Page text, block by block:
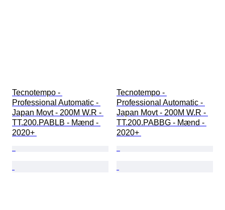
Tecnotempo -
Professional Automatic -
Japan Movt - 200M W.R -
TT.200.PABLB - Mænd -
2020+
Tecnotempo -
Professional Automatic -
Japan Movt - 200M W.R -
TT.200.PABBG - Mænd -
2020+